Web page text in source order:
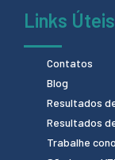
Links Úteis
Contatos
Blog
Resultados
Resultados
Trabalhe